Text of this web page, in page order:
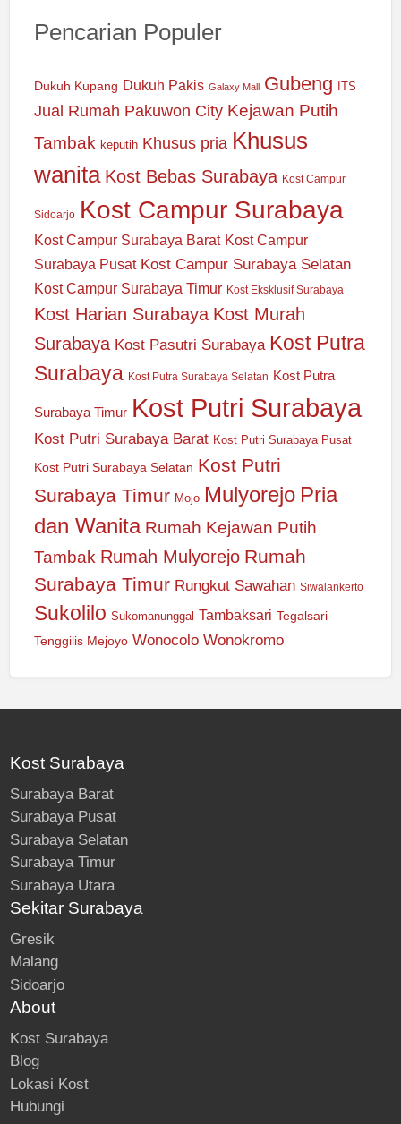
Pencarian Populer
Dukuh Kupang Dukuh Pakis Galaxy Mall Gubeng ITS
Jual Rumah Pakuwon City Kejawan Putih
Tambak keputih Khusus pria Khusus
wanita Kost Bebas Surabaya Kost Campur
Sidoarjo Kost Campur Surabaya
Kost Campur Surabaya Barat Kost Campur
Surabaya Pusat Kost Campur Surabaya Selatan
Kost Campur Surabaya Timur Kost Eksklusif Surabaya
Kost Harian Surabaya Kost Murah
Surabaya Kost Pasutri Surabaya Kost Putra
Surabaya Kost Putra Surabaya Selatan Kost Putra
Surabaya Timur Kost Putri Surabaya
Kost Putri Surabaya Barat Kost Putri Surabaya Pusat
Kost Putri Surabaya Selatan Kost Putri
Surabaya Timur Mojo Mulyorejo Pria
dan Wanita Rumah Kejawan Putih
Tambak Rumah Mulyorejo Rumah
Surabaya Timur Rungkut Sawahan Siwalankerto
Sukolilo Sukomanunggal Tambaksari Tegalsari
Tenggilis Mejoyo Wonocolo Wonokromo
Kost Surabaya
Surabaya Barat
Surabaya Pusat
Surabaya Selatan
Surabaya Timur
Surabaya Utara
Sekitar Surabaya
Gresik
Malang
Sidoarjo
About
Kost Surabaya
Blog
Lokasi Kost
Hubungi